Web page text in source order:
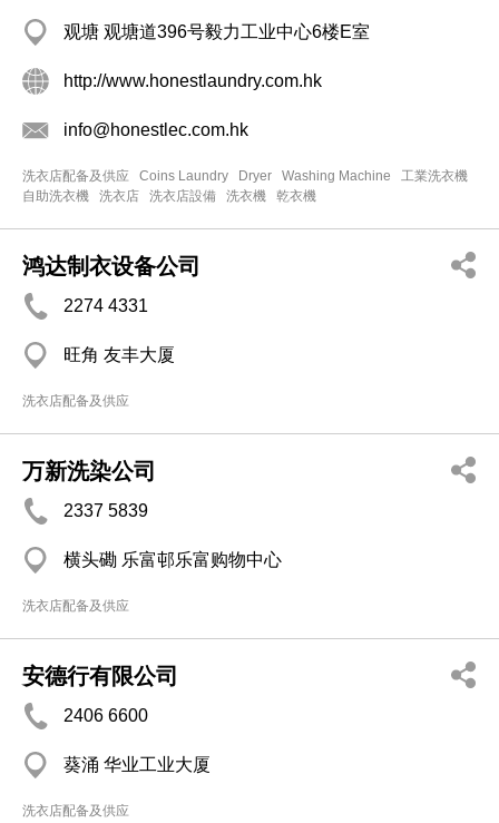
观塘 观塘道396号毅力工业中心6楼E室
http://www.honestlaundry.com.hk
info@honestlec.com.hk
洗衣店配备及供应 Coins Laundry Dryer Washing Machine
工業洗衣機
自助洗衣機
洗衣店 洗衣店設備 洗衣機 乾衣機
鸿达制衣设备公司
2274 4331
旺角 友丰大厦
洗衣店配备及供应
万新洗染公司
2337 5839
横头磡 乐富邨乐富购物中心
洗衣店配备及供应
安德行有限公司
2406 6600
葵涌 华业工业大厦
洗衣店配备及供应